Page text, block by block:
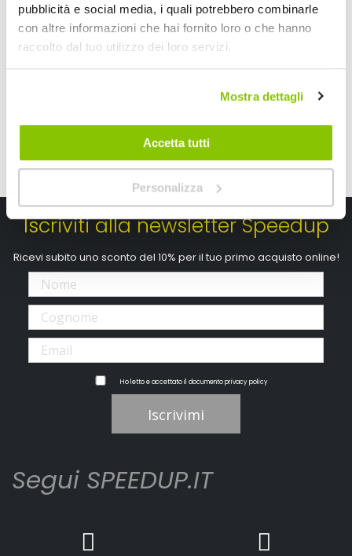
pubblicità e social media, i quali potrebbero combinarle
con altre informazioni che hai fornito loro o che hanno
raccolto dal tuo utilizzo dei loro servizi.
Mostra dettagli
Accetta tutti
Personalizza
76,80 €
14,5x60x4,5cm
Iscriviti alla newsletter Speedup
Ricevi subito uno sconto del 10% per il tuo primo acquisto online!
Ho letto e accettato il documentoprivacy policy
Iscrivimi
Segui SPEEDUP.IT